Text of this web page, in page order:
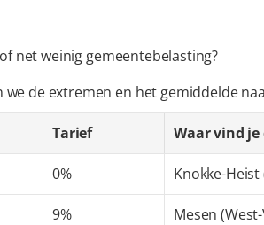
net weinig gemeentebelasting?
de extremen en het gemiddelde
Tarief Waar vind
0% Knokke-
9% Mesen